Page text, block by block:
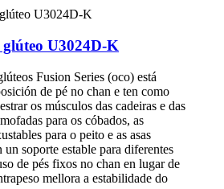
U3024D-K
Fusion Series (oco) está
de pé no chan e ten como
os músculos das cadeiras e das
para os cóbados, as
para o peito e as asas
soporte estable para diferentes
de pés fixos no chan en lugar de
mellora a estabilidade do